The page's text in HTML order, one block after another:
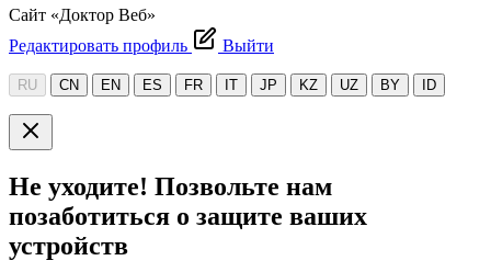
Сайт «Доктор Веб»
Редактировать профиль
Выйти
RU CN EN ES FR IT JP KZ UZ BY ID
Не уходите! Позвольте нам
позаботиться о защите ваших
устройств